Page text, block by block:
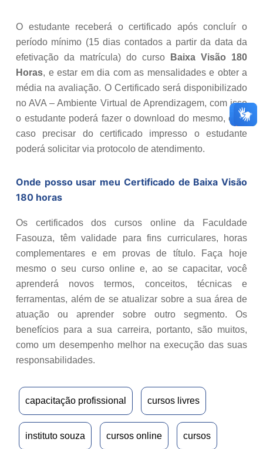
O estudante receberá o certificado após concluír o
período mínimo (15 dias contados a partir da data da
efetivação da matrícula) do curso
Baixa Visão 180
Horas, e estar em dia com as mensalidades e obter a
média na avaliação. O Certificado será disponibilizado
no AVA – Ambiente Virtual de Aprendizagem, com isso
o estudante poderá fazer o download do mesmo, e se
caso precisar do certificado impresso o estudante
poderá solicitar via protocolo de atendimento.
Onde posso usar meu Certificado de Baixa Visão
180 horas
Os certificados dos cursos online da Faculdade
Fasouza, têm validade para fins curriculares, horas
complementares e em provas de título. Faça hoje
mesmo o seu curso online e, ao se capacitar, você
aprenderá novos termos, conceitos, técnicas e
ferramentas, além de se atualizar sobre a sua área de
atuação ou aprender sobre outro segmento. Os
benefícios para a sua carreira, portanto, são muitos,
como um desempenho melhor na execução das suas
responsabilidades.
capacitação profissional cursos livres
instituto souza cursos online cursos